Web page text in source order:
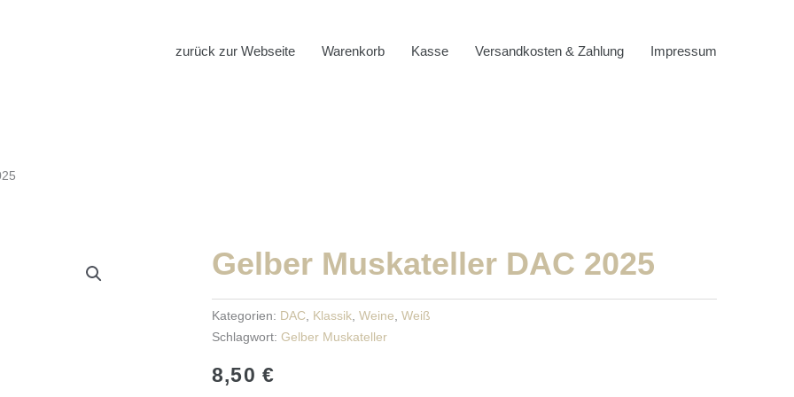
zurück zur Webseite Warenkorb Kasse Versandkosten & Zahlung Impressum
Gelber Muskateller DAC 2025
Kategorien: DAC Klassik Weine Weiß
Schlagwort: Gelber Muskateller
8,50 €